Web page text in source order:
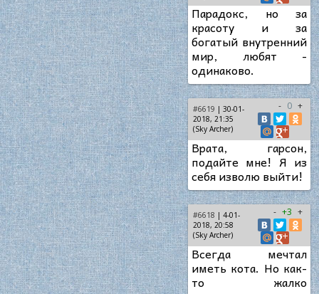
Парадокс, но за
красоту и за
богатый внутренний
мир, любят -
одинаково.
#6619 | 30-01-
2018, 21:35
(Sky Archer)
- 0 +
Врата, гарсон,
подайте мне! Я из
себя изволю выйти!
#6618 | 4-01-
2018, 20:58
(Sky Archer)
- +3 +
Всегда мечтал
иметь кота. Но как-
то жалко